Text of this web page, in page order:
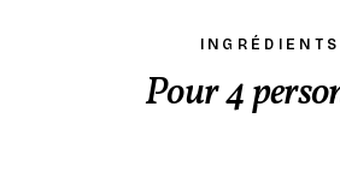
INGRÉDIENTS
Pour 4